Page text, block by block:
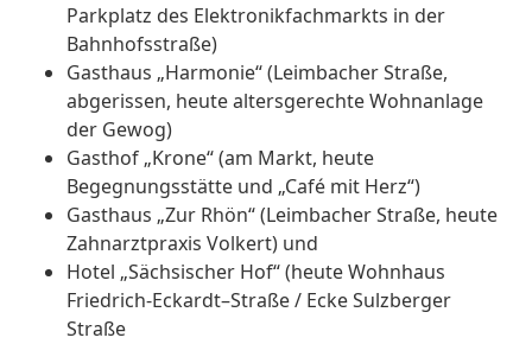
Parkplatz des Elektronikfachmarkts in der
Bahnhofsstraße)
Gasthaus „Harmonie“ (Leimbacher Straße,
abgerissen, heute altersgerechte Wohnanlage
der Gewog)
Gasthof „Krone“ (am Markt, heute
Begegnungsstätte und „Café mit Herz“)
Gasthaus „Zur Rhön“ (Leimbacher Straße, heute
Zahnarztpraxis Volkert) und
Hotel „Sächsischer Hof“ (heute Wohnhaus
Friedrich-Eckardt–Straße / Ecke Sulzberger
Straße